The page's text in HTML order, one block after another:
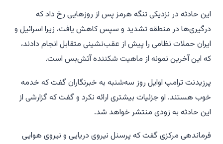
این حادثه در نزدیکی تنگه هرمز پس از روزهایی رخ داد که
درگیری‌ها در منطقه تشدید و سپس کاهش یافت، زیرا اسرائیل و
ایران حملات نظامی را پیش از عقب‌نشینی متقابل انجام دادند،
که این آخرین نمونه از ماهیت شکننده آتش‌بس است.
پرزیدنت ترامپ اوایل روز سه‌شنبه به خبرنگاران گفت که خدمه
خوب هستند. او جزئیات بیشتری ارائه نکرد و گفت که گزارشی از
این حادثه به زودی منتشر خواهد شد.
فرماندهی مرکزی گفت که پرسنل نیروی دریایی و نیروی هوایی